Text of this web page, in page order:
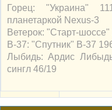
Горец: "Украина"
планетаркой Nexus-3
Ветерок: "Старт-шоссе"
В-37: "Спутник" В-37
Лыбидь: Ардис
сингл 46/19